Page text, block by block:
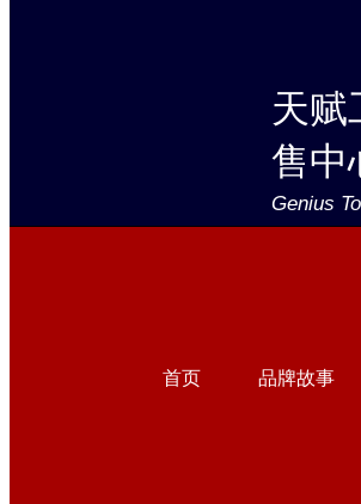
天赋
售中
Genius
首页 品牌故事